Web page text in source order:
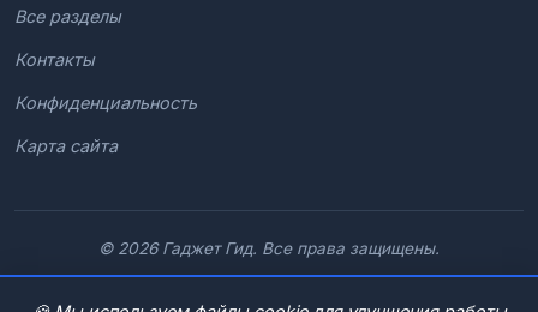
Все разделы
Контакты
Конфиденциальность
Карта сайта
© 2026 Гаджет Гид. Все права защищены.